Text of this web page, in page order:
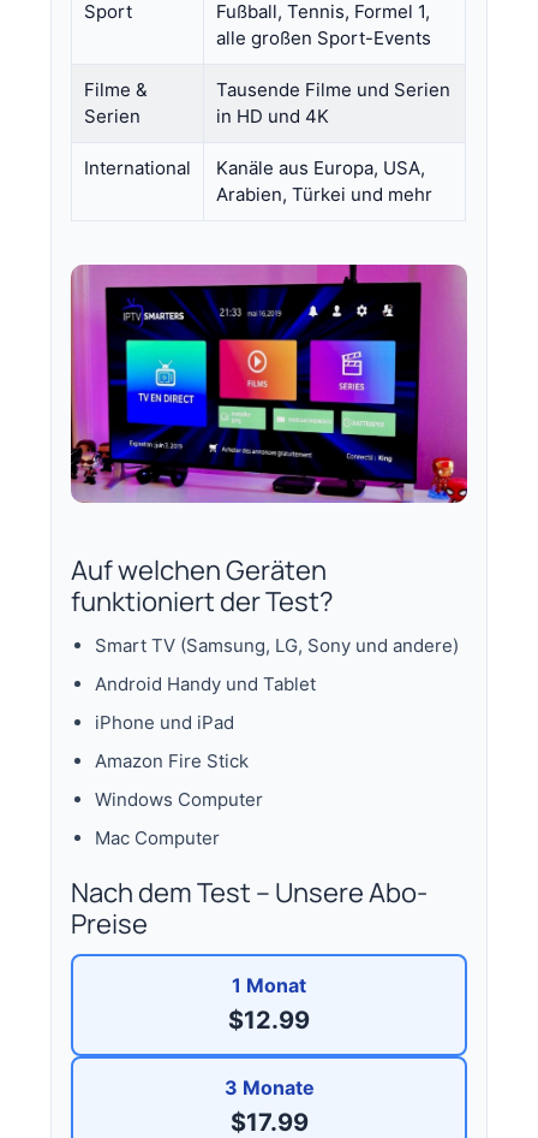
Sport
Fußball, Tennis, Formel 1,
alle großen Sport-Events
Filme &
Serien
Tausende Filme und Serien
in HD und 4K
International
Kanäle aus Europa, USA,
Arabien, Türkei und mehr
Auf welchen Geräten
funktioniert der Test?
Smart TV (Samsung, LG, Sony und andere)
Android Handy und Tablet
iPhone und iPad
Amazon Fire Stick
Windows Computer
Mac Computer
Nach dem Test – Unsere Abo-
Preise
1 Monat
$12.99
3 Monate
$17.99